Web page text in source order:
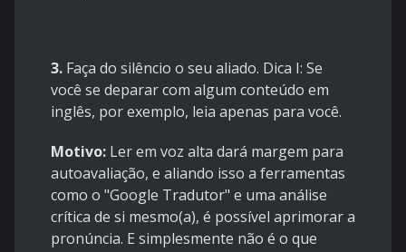
3. Faça do silêncio o seu aliado. Dica I: Se
você se deparar com algum conteúdo em
inglês, por exemplo, leia apenas para você.
Motivo: Ler em voz alta dará margem para
autoavaliação, e aliando isso a ferramentas
como o "Google Tradutor" e uma análise
crítica de si mesmo(a), é possível aprimorar a
pronúncia. E simplesmente não é o que